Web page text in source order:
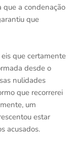
a condenação
que
que certamente
desde o
nulidades
que recorrerei
um
estar
acusados.